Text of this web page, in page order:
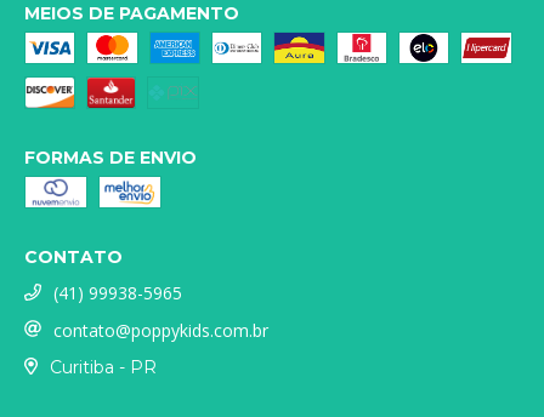
MEIOS DE PAGAMENTO
FORMAS DE ENVIO
CONTATO
(41) 99938-5965
contato@poppykids.com.br
Curitiba - PR